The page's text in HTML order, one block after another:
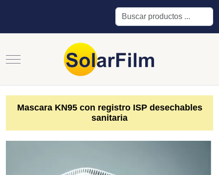
Buscar
Mobile Menu Toggle
Mascara KN95 con registro ISP desechables
sanitaria